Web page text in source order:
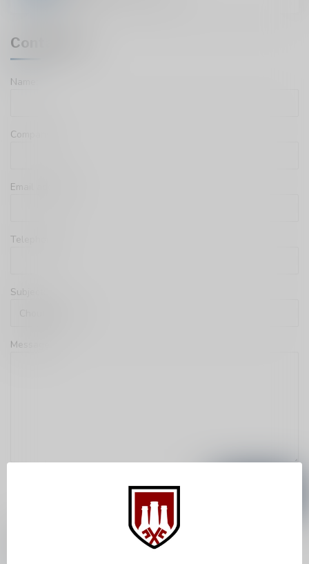
Contact us
Name:
Company:
Email address:
Telephone:
Subject:
Message: